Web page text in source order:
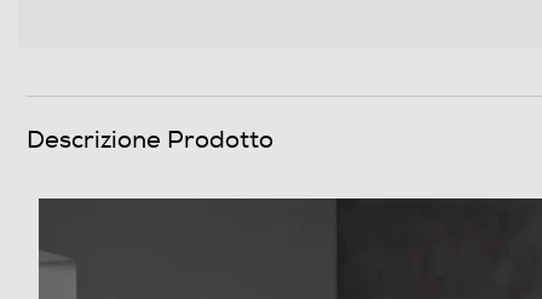
Descrizione
Descrizione Prodotto